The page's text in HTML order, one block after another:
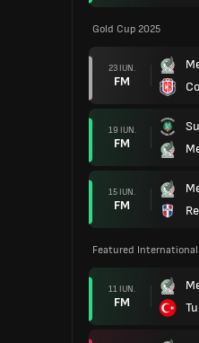
Gold Cup 2025
23 IUN.
FM
19 IUN.
FM
15 IUN.
FM
Featured
11 IUN.
FM